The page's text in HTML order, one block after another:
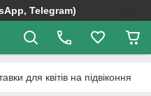
Telegram)
для квітів на підвіконня